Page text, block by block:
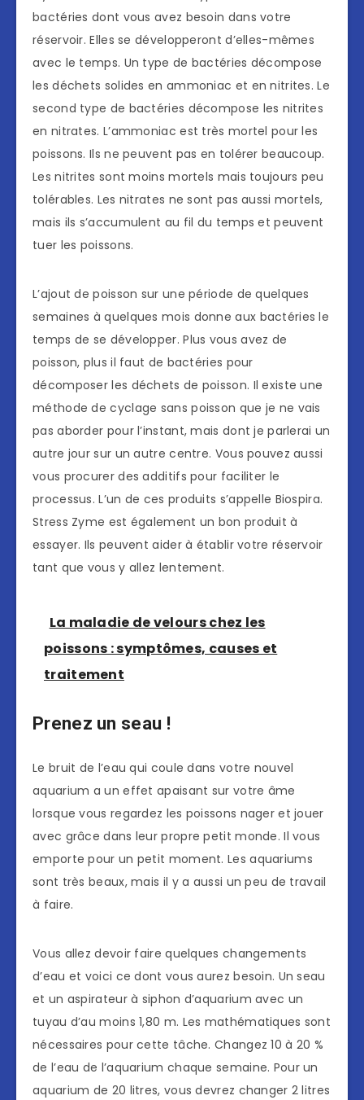
bactéries dont vous avez besoin dans votre
réservoir. Elles se développeront d’elles-mêmes
avec le temps. Un type de bactéries décompose
les déchets solides en ammoniac et en nitrites. Le
second type de bactéries décompose les nitrites
en nitrates. L’ammoniac est très mortel pour les
poissons. Ils ne peuvent pas en tolérer beaucoup.
Les nitrites sont moins mortels mais toujours peu
tolérables. Les nitrates ne sont pas aussi mortels,
mais ils s’accumulent au fil du temps et peuvent
tuer les poissons.
L’ajout de poisson sur une période de quelques
semaines à quelques mois donne aux bactéries le
temps de se développer. Plus vous avez de
poisson, plus il faut de bactéries pour
décomposer les déchets de poisson. Il existe une
méthode de cyclage sans poisson que je ne vais
pas aborder pour l’instant, mais dont je parlerai un
autre jour sur un autre centre. Vous pouvez aussi
vous procurer des additifs pour faciliter le
processus. L’un de ces produits s’appelle Biospira.
Stress Zyme est également un bon produit à
essayer. Ils peuvent aider à établir votre réservoir
tant que vous y allez lentement.
La maladie de velours chez les
poissons : symptômes, causes et
traitement
Prenez un seau !
Le bruit de l’eau qui coule dans votre nouvel
aquarium a un effet apaisant sur votre âme
lorsque vous regardez les poissons nager et jouer
avec grâce dans leur propre petit monde. Il vous
emporte pour un petit moment. Les aquariums
sont très beaux, mais il y a aussi un peu de travail
à faire.
Vous allez devoir faire quelques changements
d’eau et voici ce dont vous aurez besoin. Un seau
et un aspirateur à siphon d’aquarium avec un
tuyau d’au moins 1,80 m. Les mathématiques sont
nécessaires pour cette tâche. Changez 10 à 20 %
de l’eau de l’aquarium chaque semaine. Pour un
aquarium de 20 litres, vous devrez changer 2 litres